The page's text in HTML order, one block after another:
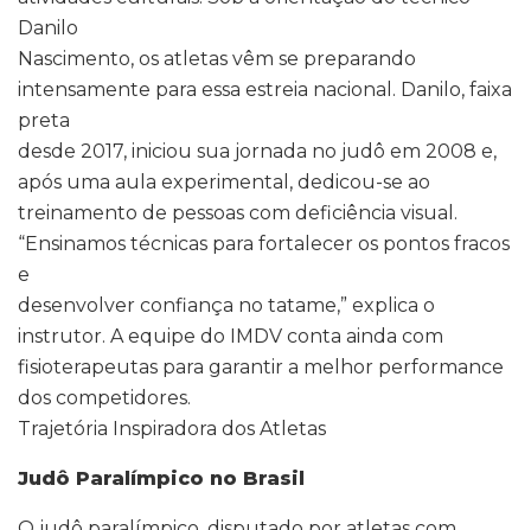
Danilo
Nascimento, os atletas vêm se preparando
intensamente para essa estreia nacional. Danilo, faixa
preta
desde 2017, iniciou sua jornada no judô em 2008 e,
após uma aula experimental, dedicou-se ao
treinamento de pessoas com deficiência visual.
“Ensinamos técnicas para fortalecer os pontos fracos
e
desenvolver confiança no tatame,” explica o
instrutor. A equipe do IMDV conta ainda com
fisioterapeutas para garantir a melhor performance
dos competidores.
Trajetória Inspiradora dos Atletas
Judô Paralímpico no Brasil